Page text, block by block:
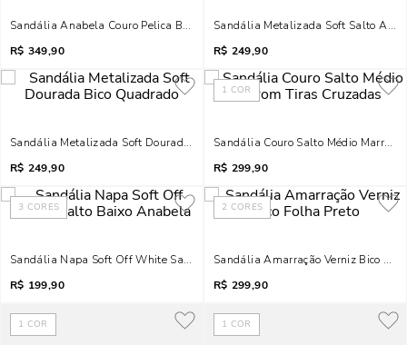
Sandália Anabela Couro Pelica Bico Fino Marrom
R$ 349,90
Sandália Metalizada Soft Salto Alto
R$ 249,90
Sandália Metalizada Soft Dourada Bico Quadrado
R$ 249,90
1 COR
Sandália Couro Salto Médio Marrom
R$ 299,90
3 CORES
Sandália Napa Soft Off White Salto Baixo Anabela
R$ 199,90
2 CORES
Sandália Amarração Verniz Bico
R$ 299,90
1 COR 1 COR